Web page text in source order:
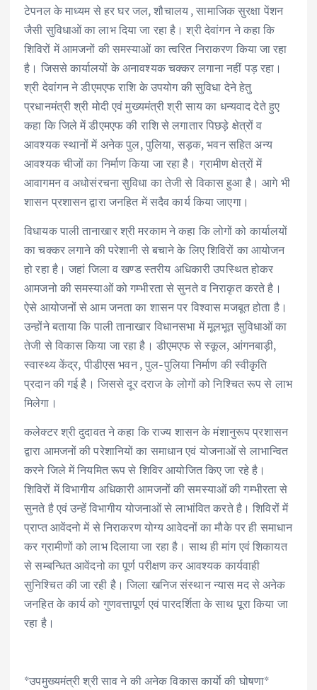
टेपनल के माध्यम से हर घर जल, शौचालय , सामाजिक सुरक्षा पेंशन
जैसी सुविधाओं का लाभ दिया जा रहा है। श्री देवांगन ने कहा कि
शिविरों में आमजनों की समस्याओं का त्वरित निराकरण किया जा रहा
है। जिससे कार्यालयों के अनावश्यक चक्कर लगाना नहीं पड़ रहा।
श्री देवांगन ने डीएमएफ राशि के उपयोग की सुविधा देने हेतु
प्रधानमंत्री श्री मोदी एवं मुख्यमंत्री श्री साय का धन्यवाद देते हुए
कहा कि जिले में डीएमएफ की राशि से लगातार पिछड़े क्षेत्रों व
आवश्यक स्थानों में अनेक पुल, पुलिया, सड़क, भवन सहित अन्य
आवश्यक चीजों का निर्माण किया जा रहा है। ग्रामीण क्षेत्रों में
आवागमन व अधोसंरचना सुविधा का तेजी से विकास हुआ है। आगे भी
शासन प्रशासन द्वारा जनहित में सदैव कार्य किया जाएगा।
विधायक पाली तानाखार श्री मरकाम ने कहा कि लोगों को कार्यालयों
का चक्कर लगाने की परेशानी से बचाने के लिए शिविरों का आयोजन
हो रहा है। जहां जिला व खण्ड स्तरीय अधिकारी उपस्थित होकर
आमजनो की समस्याओं को गम्भीरता से सुनते व निराकृत करते है।
ऐसे आयोजनों से आम जनता का शासन पर विश्वास मजबूत होता है।
उन्होंने बताया कि पाली तानाखार विधानसभा में मूलभूत सुविधाओं का
तेजी से विकास किया जा रहा है। डीएमएफ से स्कूल, आंगनबाड़ी,
स्वास्थ्य केंद्र, पीडीएस भवन , पुल-पुलिया निर्माण की स्वीकृति
प्रदान की गई है। जिससे दूर दराज के लोगों को निश्चित रूप से लाभ
मिलेगा।
कलेक्टर श्री दुदावत ने कहा कि राज्य शासन के मंशानुरूप प्रशासन
द्वारा आमजनों की परेशानियों का समाधान एवं योजनाओं से लाभान्वित
करने जिले में नियमित रूप से शिविर आयोजित किए जा रहे है।
शिविरों में विभागीय अधिकारी आमजनों की समस्याओं की गम्भीरता से
सुनते है एवं उन्हें विभागीय योजनाओं से लाभांवित करते है। शिविरों में
प्राप्त आवेंदनो में से निराकरण योग्य आवेदनों का मौके पर ही समाधान
कर ग्रामीणों को लाभ दिलाया जा रहा है। साथ ही मांग एवं शिकायत
से सम्बन्धित आवेंदनो का पूर्ण परीक्षण कर आवश्यक कार्यवाही
सुनिश्चित की जा रही है। जिला खनिज संस्थान न्यास मद से अनेक
जनहित के कार्य को गुणवत्तापूर्ण एवं पारदर्शिता के साथ पूरा किया जा
रहा है।
*उपमुख्यमंत्री श्री साव ने की अनेक विकास कार्याे की घोषणा*